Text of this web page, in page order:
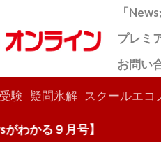
「
プレミ
お問い
験 疑問氷解 スクールエコ
】